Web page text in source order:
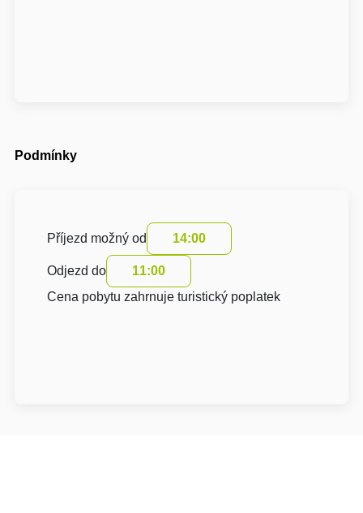
Podmínky
Příjezd možný od 14:00
Odjezd do
11:00
Cena pobytu zahrnuje turistický poplatek